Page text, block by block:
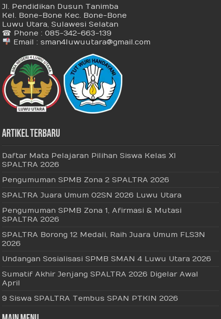
Jl. Pendidikan Dusun Tanimba
Kel. Bone-Bone Kec. Bone-Bone
Luwu Utara, Sulawesi Selatan
☎ Phone : 085-342-663-139
Email : sman4luwuutara@gmail.com
Artikel Terbaru
Daftar Mata Pelajaran Pilihan Siswa Kelas XI
SPALTRA 2026
Pengumuman SPMB Zona 2 SPALTRA 2026
SPALTRA Juara Umum O2SN 2026 Luwu Utara
Pengumuman SPMB Zona 1, Afirmasi & Mutasi
SPALTRA 2026
SPALTRA Borong 12 Medali, Raih Juara Umum FLS3N
2026
Undangan Sosialisasi SPMB SMAN 4 Luwu Utara 2026
Sumatif Akhir Jenjang SPALTRA 2026 Digelar Awal
April
9 Siswa SPALTRA Tembus SPAN PTKIN 2026